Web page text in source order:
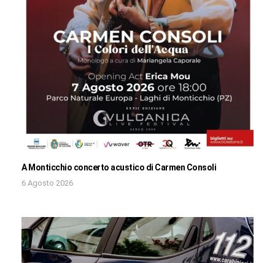
A Monticchio concerto acustico di Carmen Consoli
6 Agosto 2026